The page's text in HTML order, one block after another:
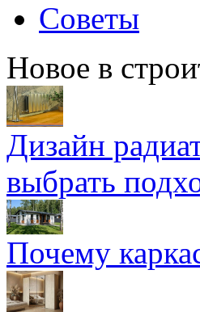
Советы
Новое в
Дизайн
выбрать
Почему